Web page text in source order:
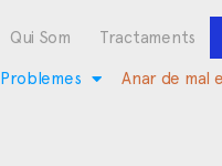
Qui Som Tractaments
Problemes Anar de mal